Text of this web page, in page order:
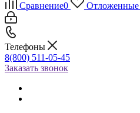
Сравнение0 Отложенные
Телефоны
8(800) 511-05-45
Заказать звонок